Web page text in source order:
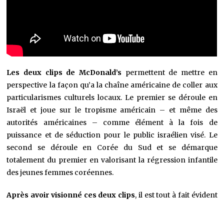
Les deux clips de McDonald’s permettent de mettre en
perspective la façon qu’a la chaîne américaine de coller aux
particularismes culturels locaux. Le premier se déroule en
Israël et joue sur le tropisme américain – et même des
autorités américaines – comme élément à la fois de
puissance et de séduction pour le public israélien visé. Le
second se déroule en Corée du Sud et se démarque
totalement du premier en valorisant la régression infantile
des jeunes femmes coréennes.
Après avoir visionné ces deux clips, il est tout à fait évident